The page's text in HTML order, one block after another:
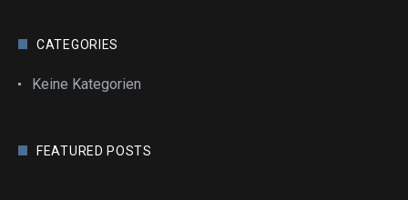
CATEGORIES
Keine Kategorien
FEATURED POSTS